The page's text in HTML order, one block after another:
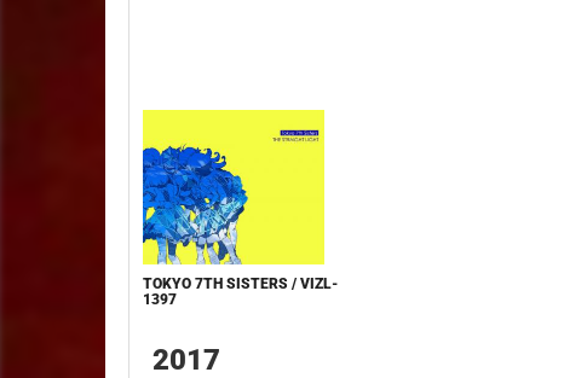
TOKYO 7TH SISTERS / VIZL-
1397
2017